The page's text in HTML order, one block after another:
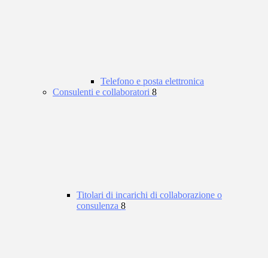
Telefono e posta elettronica
Consulenti e collaboratori 8
Titolari di incarichi di collaborazione o
consulenza 8